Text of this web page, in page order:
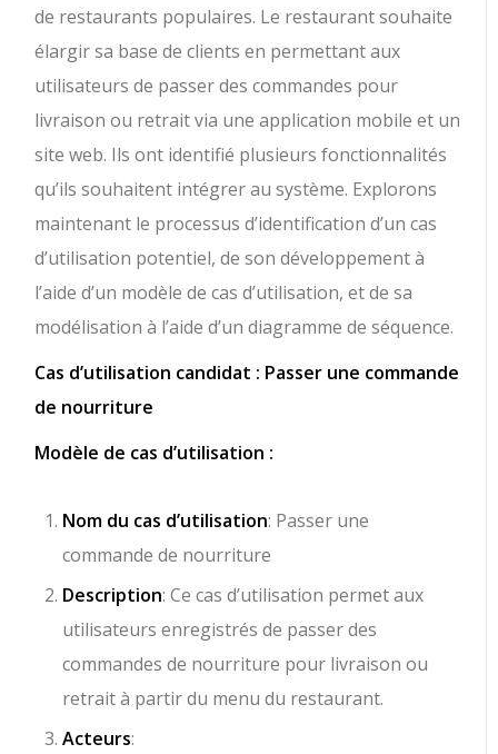
de restaurants populaires. Le restaurant souhaite
élargir sa base de clients en permettant aux
utilisateurs de passer des commandes pour
livraison ou retrait via une application mobile et un
site web. Ils ont identifié plusieurs fonctionnalités
qu’ils souhaitent intégrer au système. Explorons
maintenant le processus d’identification d’un cas
d’utilisation potentiel, de son développement à
l’aide d’un modèle de cas d’utilisation, et de sa
modélisation à l’aide d’un diagramme de séquence.
Cas d’utilisation candidat : Passer une commande
de nourriture
Modèle de cas d’utilisation :
Nom du cas d’utilisation: Passer une
commande de nourriture
Description: Ce cas d’utilisation permet aux
utilisateurs enregistrés de passer des
commandes de nourriture pour livraison ou
retrait à partir du menu du restaurant.
Acteurs: